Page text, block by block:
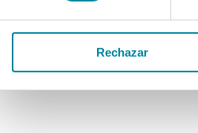
Rechazar